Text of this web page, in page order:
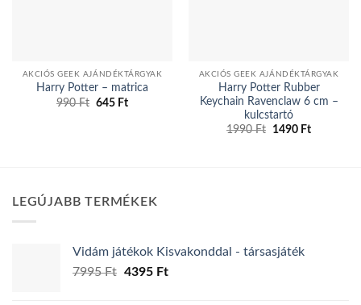
AKCIÓS GEEK AJÁNDÉKTÁRGYAK
Harry Potter – matrica
990Ft Original
645 FtCurrent
AKCIÓS GEEK AJÁNDÉKTÁRGYAK
Harry Potter Rubber
Keychain Ravenclaw 6 cm –
kulcstartó
1990Ft
Original
1490 FtCurrent
LEGÚJABB TERMÉKEK
Vidám játékok Kisvakonddal - társasjáték
7995Ft Original
4395 FtCurrent